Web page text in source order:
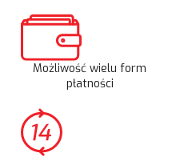
Możliwość wielu form
płatności